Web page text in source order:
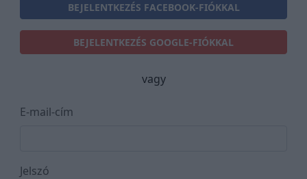
BEJELENTKEZÉS FACEBOOK-FIÓKKAL
BEJELENTKEZÉS GOOGLE-FIÓKKAL
vagy
E-mail-cím
Jelszó